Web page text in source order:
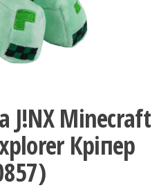
J!NX Minecraft
Кріпер